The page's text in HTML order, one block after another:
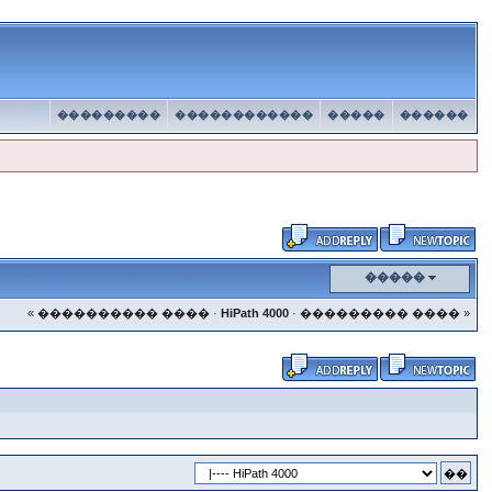
������
�����
������������
���������
�����
« ���������� ����· HiPath 4000· ��������� ���� »